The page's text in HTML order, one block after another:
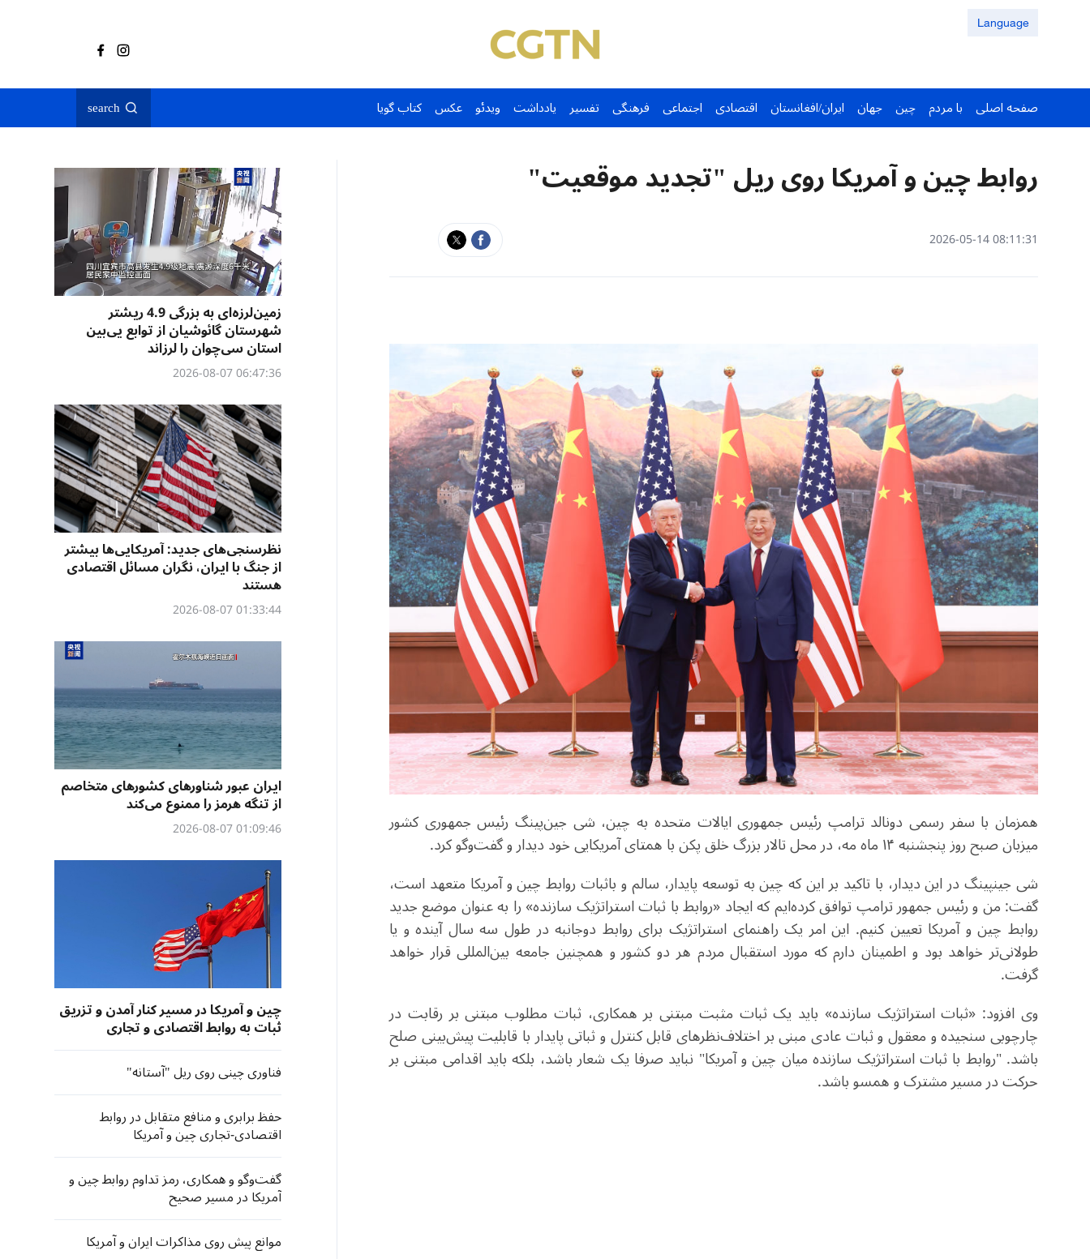
Language
صفحه اصلی با مردم چین جهان ایران/افغانستان اقتصادی اجتماعی فرهنگی تفسیر یادداشت ویدئو عکس کتاب گویا search
روابط چین و آمریکا روی ریل "تجدید موقعیت"
08:11:31 2026-05-14
همزمان با سفر رسمی دونالد ترامپ رئیس جمهوری ایالات متحده به چین، شی جین‌پینگ رئیس جمهوری کشور
میزبان صبح روز پنجشنبه ۱۴ ماه مه، در محل تالار بزرگ خلق پکن با همتای آمریکایی خود دیدار و گفت‌وگو کرد.
شی جینپینگ در این دیدار، با تاکید بر این که چین به توسعه پایدار، سالم و باثبات روابط چین و آمریکا متعهد است،
گفت: من و رئیس جمهور ترامپ توافق کرده‌ایم که ایجاد «روابط با ثبات استراتژیک سازنده» را به عنوان موضع جدید
روابط چین و آمریکا تعیین کنیم. این امر یک راهنمای استراتژیک برای روابط دوجانبه در طول سه سال آینده و یا
طولانی‌تر خواهد بود و اطمینان دارم که مورد استقبال مردم هر دو کشور و همچنین جامعه بین‌المللی قرار خواهد
گرفت.
وی افزود: «ثبات استراتژیک سازنده» باید یک ثبات مثبت مبتنی بر همکاری، ثبات مطلوب مبتنی بر رقابت در
چارچوبی سنجیده و معقول و ثبات عادی مبنی بر اختلاف‌نظرهای قابل کنترل و ثباتی پایدار با قابلیت پیش‌بینی صلح
باشد. "روابط با ثبات استراتژیک سازنده میان چین و آمریکا" نباید صرفا یک شعار باشد، بلکه باید اقدامی مبتنی بر
حرکت در مسیر مشترک و همسو باشد.
زمین‌لرزه‌ای به بزرگی 4.9 ریشتر
شهرستان گائوشیان از توابع یی‌بین
استان سی‌چوان را لرزاند
06:47:36 2026-08-07
نظرسنجی‌‌های جدید: آمریکایی‌ها بیشتر
از جنگ با ایران، نگران مسائل اقتصادی
هستند
01:33:44 2026-08-07
ایران عبور شناورهای کشورهای متخاصم
از تنگه هرمز را ممنوع می‌کند
01:09:46 2026-08-07
چین و آمریکا در مسیر کنار آمدن و تزریق
ثبات به روابط اقتصادی و تجاری
فناوری چینی روی ریل "آستانه"
حفظ برابری و منافع متقابل در روابط
اقتصادی-تجاری چین و آمریکا
گفت‌وگو و همکاری، رمز تداوم روابط چین و
آمریکا در مسیر صحیح
موانع پیش روی مذاکرات ایران و آمریکا